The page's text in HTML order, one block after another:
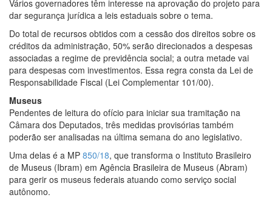
Vários governadores têm interesse na aprovação do projeto para
dar segurança jurídica a leis estaduais sobre o tema.
Do total de recursos obtidos com a cessão dos direitos sobre os
créditos da administração, 50% serão direcionados a despesas
associadas a regime de previdência social; a outra metade vai
para despesas com investimentos. Essa regra consta da Lei de
Responsabilidade Fiscal (Lei Complementar 101/00).
Museus
Pendentes de leitura do ofício para iniciar sua tramitação na
Câmara dos Deputados, três medidas provisórias também
poderão ser analisadas na última semana do ano legislativo.
Uma delas é a MP 850/18, que transforma o Instituto Brasileiro
de Museus (Ibram) em Agência Brasileira de Museus (Abram)
para gerir os museus federais atuando como serviço social
autônomo.